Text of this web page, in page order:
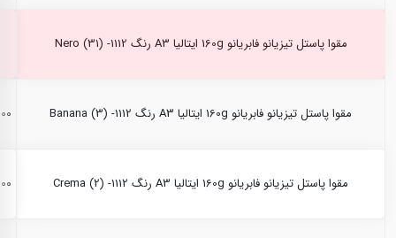
مقوا پاستل تیزیانو فابریانو 160g ایتالیا A3 رنگ Nero (31) -1112
مقوا پاستل تیزیانو فابریانو 160g ایتالیا A3 رنگ Banana (3) -1112
مقوا پاستل تیزیانو فابریانو 160g ایتالیا A3 رنگ Crema (2) -1112